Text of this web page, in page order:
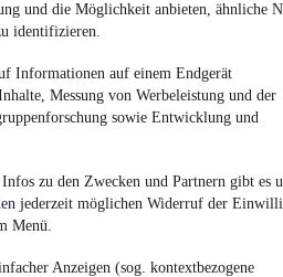
und die Möglichkeit anbieten, ähnliche
identifizieren.
Informationen auf einem Endgerät
Messung von Werbeleistung und der
sowie Entwicklung und
zu den Zwecken und Partnern gibt es
jederzeit möglichen Widerruf der
Menü.
Anzeigen (sog. kontextbezogene
(English)
by